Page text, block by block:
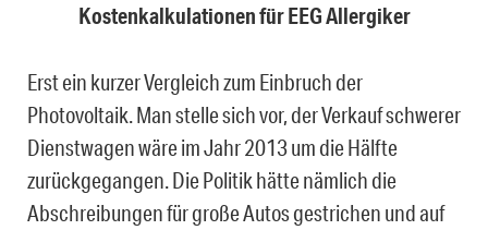
Kostenkalkulationen für EEG Allergiker
Erst ein kurzer Vergleich zum Einbruch der
Photovoltaik. Man stelle sich vor, der Verkauf schwerer
Dienstwagen wäre im Jahr 2013 um die Hälfte
zurückgegangen. Die Politik hätte nämlich die
Abschreibungen für große Autos gestrichen und auf